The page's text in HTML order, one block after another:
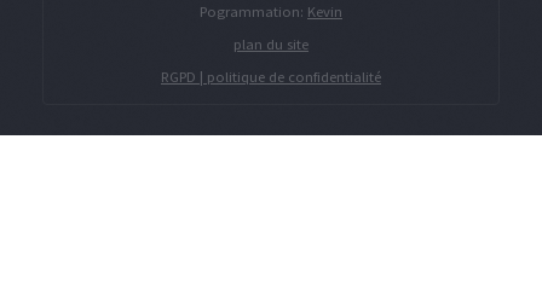
Pogrammation: Kevin
plan du site
RGPD | politique de confidentialité